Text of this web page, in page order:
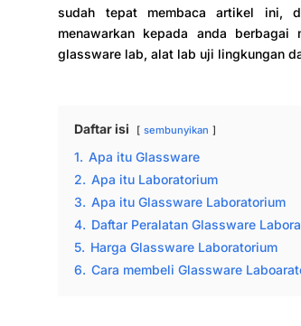
sudah tepat membaca artikel ini,
menawarkan kepada anda berbagai
glassware lab, alat lab uji lingkungan
Daftar isi sembunyikan
1. Apa itu Glassware
2. Apa itu Laboratorium
3. Apa itu Glassware Laboratorium
4. Daftar Peralatan Glassware
5. Harga Glassware Laboratorium
6. Cara membeli Glassware